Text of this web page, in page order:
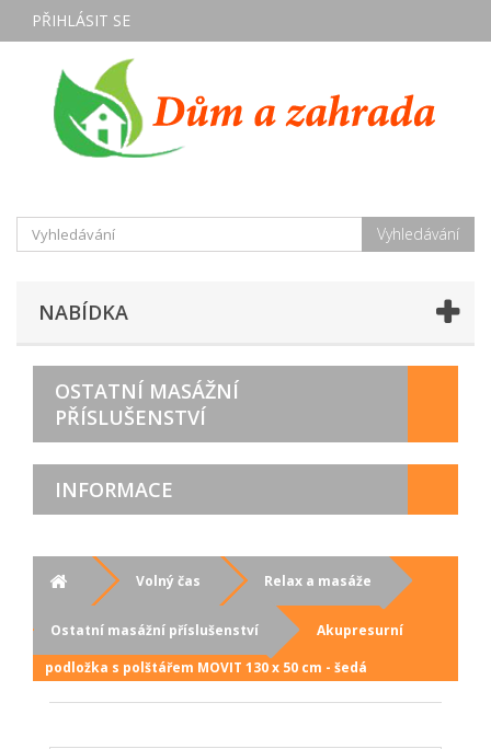
PŘIHLÁSIT SE
Vyhledávání
NABÍDKA
OSTATNÍ MASÁŽNÍ
PŘÍSLUŠENSTVÍ
INFORMACE
Volný čas Relax a masáže
Ostatní masážní příslušenství
Akupresurní
podložka s polštářem MOVIT 130 x 50 cm - šedá